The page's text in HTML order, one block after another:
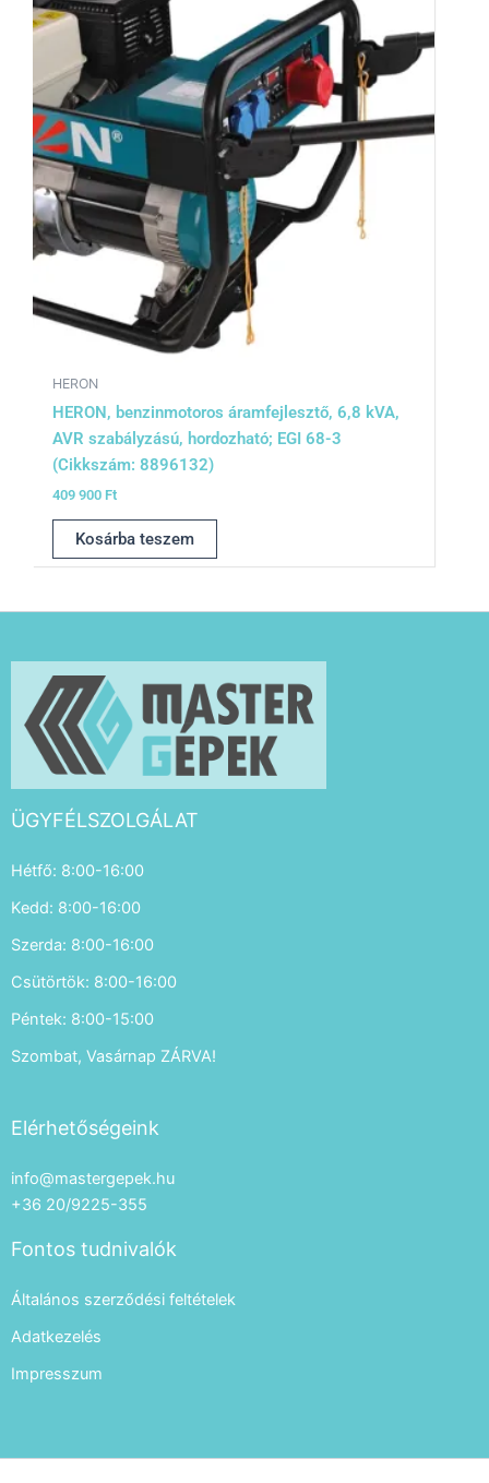
HERON
HERON, benzinmotoros áramfejlesztő, 6,8 kVA,
AVR szabályzású, hordozható; EGI 68-3
(Cikkszám: 8896132)
409 900 Ft
Kosárba teszem
ÜGYFÉLSZOLGÁLAT
Hétfő: 8:00-16:00
Kedd: 8:00-16:00
Szerda: 8:00-16:00
Csütörtök: 8:00-16:00
Péntek: 8:00-15:00
Szombat, Vasárnap ZÁRVA!
Elérhetőségeink
info@mastergepek.hu
+36 20/9225-355
Fontos tudnivalók
Általános szerződési feltételek
Adatkezelés
Impresszum